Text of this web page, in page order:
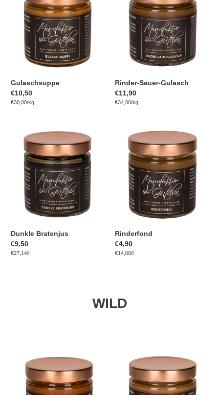
Gulaschsuppe
Normaler
Preis
€10,50
Einzelpreis
€30,00/pro
kg
Gulasch
Rinder-Sauer-Gulasch
Normaler
Preis
€11,90
Einzelpreis
€34,00/pro
kg
Dunkle
Bratenjus
Dunkle Bratenjus
Normaler
Preis
€9,50
Einzelpreis
€27,14/pro
l
Rinderfond
Rinderfond
Normaler
Preis
€4,90
Einzelpreis
€14,00/pro
l
WILD
Bolognese
Wildgulasch
Försterin